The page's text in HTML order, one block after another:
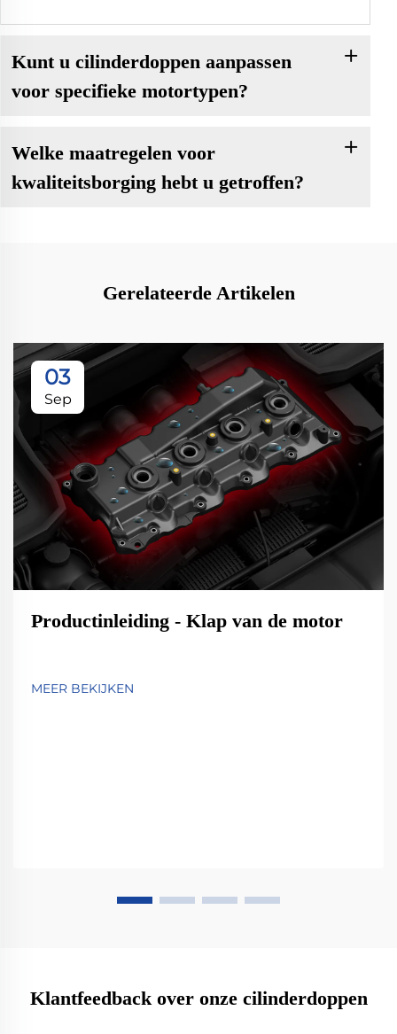
Kunt u cilinderdoppen aanpassen
voor specifieke motortypen?
Welke maatregelen voor
kwaliteitsborging hebt u getroffen?
Gerelateerde Artikelen
03
Sep
Productinleiding - Klap van de motor
MEER BEKIJKEN
Klantfeedback over onze cilinderdoppen